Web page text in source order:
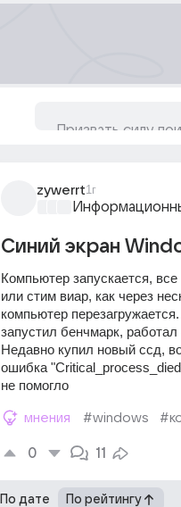
zywerrt1г
Синий экран
Компьютер запускается,
или стим виар, как через
компьютер
запустил бенчмарк,
Недавно купил новый ссд,
ошибка
не помогло
мнения #windows
0 11
По дате По рейтингу